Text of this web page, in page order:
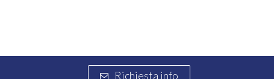
Richiesta info